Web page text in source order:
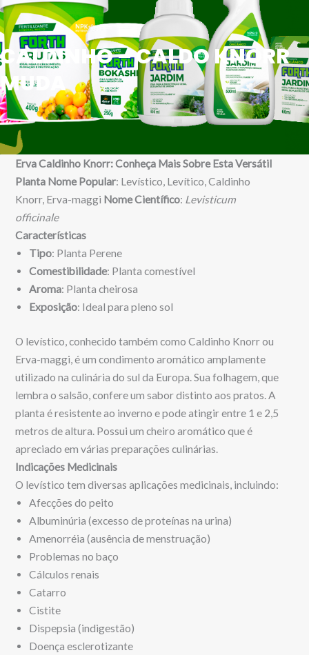
CALDINHO – CALDO KNORR
MUDA
Erva Caldinho Knorr: Conheça Mais Sobre Esta Versátil
Planta Nome Popular: Levístico, Levítico, Caldinho
Knorr, Erva-maggi Nome Científico: Levisticum
officinale
Características
Tipo: Planta Perene
Comestibilidade: Planta comestível
Aroma: Planta cheirosa
Exposição: Ideal para pleno sol
O levístico, conhecido também como Caldinho Knorr ou
Erva-maggi, é um condimento aromático amplamente
utilizado na culinária do sul da Europa. Sua folhagem, que
lembra o salsão, confere um sabor distinto aos pratos. A
planta é resistente ao inverno e pode atingir entre 1 e 2,5
metros de altura. Possui um cheiro aromático que é
apreciado em várias preparações culinárias.
Indicações Medicinais
O levístico tem diversas aplicações medicinais, incluindo:
Afecções do peito
Albuminúria (excesso de proteínas na urina)
Amenorréia (ausência de menstruação)
Problemas no baço
Cálculos renais
Catarro
Cistite
Dispepsia (indigestão)
Doença esclerotizante